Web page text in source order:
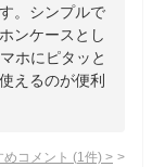
。シンプルで
ンケースとし
ホにピタッと
えるのが便利
コメント (1 件) >